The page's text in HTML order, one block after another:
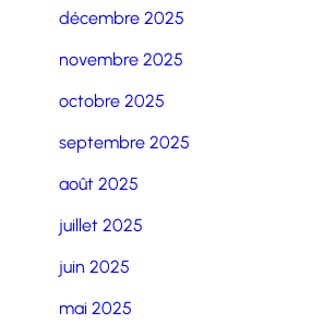
décembre 2025
novembre 2025
octobre 2025
septembre 2025
août 2025
juillet 2025
juin 2025
mai 2025